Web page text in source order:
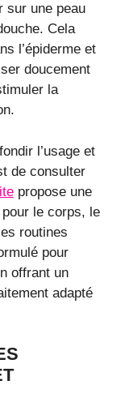
sur une peau
Cela
l’épiderme et
doucement
la
l’usage et
de consulter
propose une
le corps, le
routines
pour
offrant un
adapté